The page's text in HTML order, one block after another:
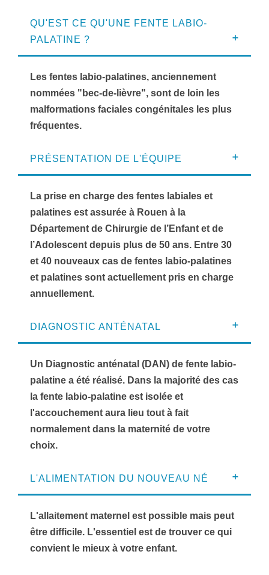
QU'EST CE QU'UNE FENTE LABIO-
PALATINE ?
Les fentes labio-palatines, anciennement
nommées "bec-de-lièvre", sont de loin les
malformations faciales congénitales les plus
fréquentes.
PRÉSENTATION DE L'ÉQUIPE
La prise en charge des fentes labiales et
palatines est assurée à Rouen à la
Département de Chirurgie de l’Enfant et de
l’Adolescent depuis plus de 50 ans. Entre 30
et 40 nouveaux cas de fentes labio-palatines
et palatines sont actuellement pris en charge
annuellement.
DIAGNOSTIC ANTÉNATAL
Un Diagnostic anténatal (DAN) de fente labio-
palatine a été réalisé. Dans la majorité des cas
la fente labio-palatine est isolée et
l'accouchement aura lieu tout à fait
normalement dans la maternité de votre
choix.
L'ALIMENTATION DU NOUVEAU NÉ
L'allaitement maternel est possible mais peut
être difficile. L'essentiel est de trouver ce qui
convient le mieux à votre enfant.